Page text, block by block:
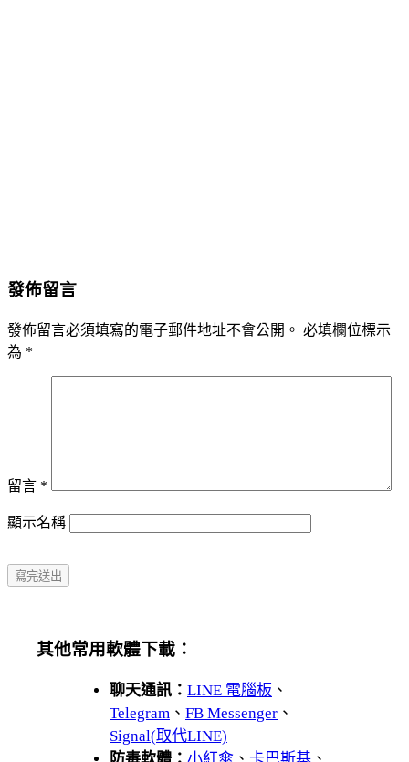
發佈留言
發佈留言必須填寫的電子郵件地址不會公開。 必填欄位標示
為 *
留言 *
顯示名稱
其他常用軟體下載：
聊天通訊： LINE 電腦板 、
Telegram 、 FB Messenger 、
Signal(取代LINE)